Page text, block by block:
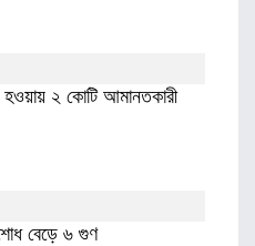
২ কোটি আমানতকারী
বেড়ে ৬ গুণ